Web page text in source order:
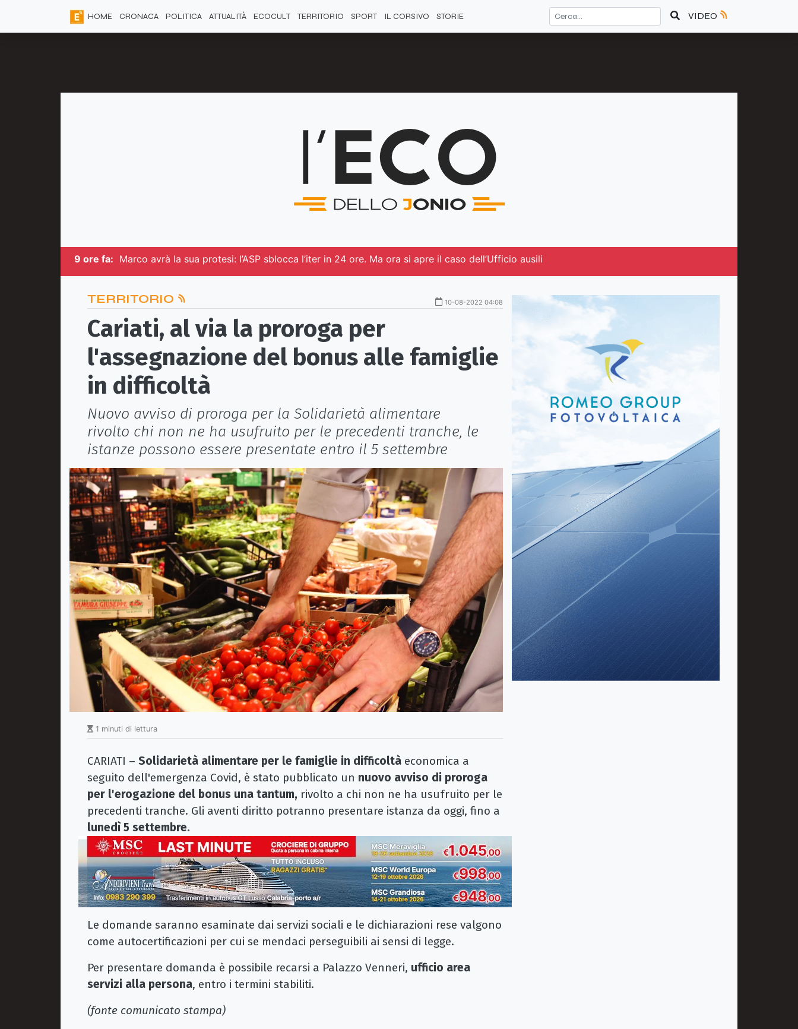
HOME CRONACA POLITICA ATTUALITÀ ECOCULT TERRITORIO SPORT IL CORSIVO STORIE VIDEO
9 ore fa: Marco avrà la sua protesi: l’ASP sblocca l’iter in 24 ore. Ma ora si apre il caso dell’Ufficio ausili
TERRITORIO 10-08-2022 04:08
Cariati, al via la proroga per
l'assegnazione del bonus alle famiglie
in difficoltà
Nuovo avviso di proroga per la Solidarietà alimentare
rivolto chi non ne ha usufruito per le precedenti tranche, le
istanze possono essere presentate entro il 5 settembre
1 minuti di lettura
CARIATI – Solidarietà alimentare per le famiglie in difficoltà economica a
seguito dell'emergenza Covid, è stato pubblicato un nuovo avviso di proroga
per l'erogazione del bonus una tantum, rivolto a chi non ne ha usufruito per le
precedenti tranche. Gli aventi diritto potranno presentare istanza da oggi, fino a
lunedì 5 settembre.
Le domande saranno esaminate dai servizi sociali e le dichiarazioni rese valgono
come autocertificazioni per cui se mendaci perseguibili ai sensi di legge.
Per presentare domanda è possibile recarsi a Palazzo Venneri, ufficio area
servizi alla persona, entro i termini stabiliti.
(fonte comunicato stampa)